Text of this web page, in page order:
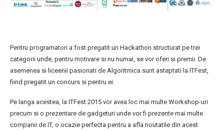
Pentru programatori a fost pregatit un Hackathon structurat pe trei
categorii unde, pentru motivare si nu numai, se vor oferi si premii. De
asemenea si liceenii pasionati de Algoritmica sunt asteptati la ITFest,
fiind pregatit un concurs si pentru ei.
Pe langa acestea, la ITFest 2015 vor avea loc mai multe Workshop-uri
precum si o prezentare de gadgeturi unde vor fi prezente mai multe
companii de IT, o ocazie perfecta pentru a afla noutatile din acest